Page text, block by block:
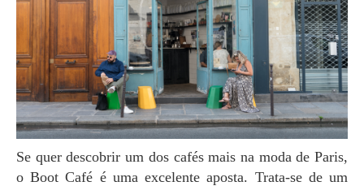
Se quer descobrir um dos cafés mais na moda de Paris,
o Boot Café é uma excelente aposta. Trata-se de um